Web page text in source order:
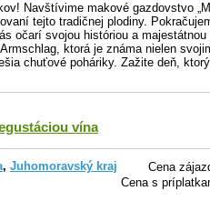
Navštívime makové gazdovstvo
tejto tradičnej plodiny.
očarí svojou históriou a majestátnou
ktorá je známa nielen
chuťové poháriky. Zažite deň,
vína
Cena
Cena s
, Juhomoravský kraj